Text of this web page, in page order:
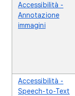
Accessibilità -
Annotazione
immagini
Accessibilità -
Speech-to-Text